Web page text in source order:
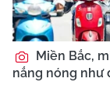
Miền Bắc,
nắng nóng như